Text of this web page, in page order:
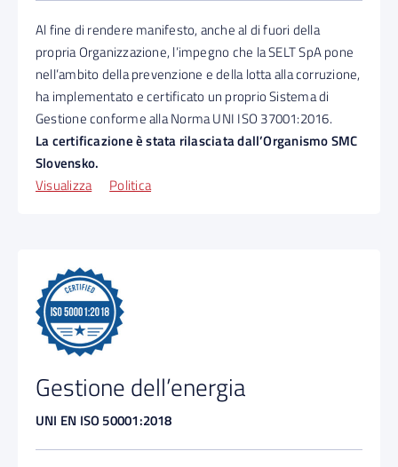
Al fine di rendere manifesto, anche al di fuori della
propria Organizzazione, l’impegno che la SELT SpA pone
nell’ambito della prevenzione e della lotta alla corruzione,
ha implementato e certificato un proprio Sistema di
Gestione conforme alla Norma UNI ISO 37001:2016.
La certificazione è stata rilasciata dall’Organismo SMC
Slovensko.
Visualizza
Politica
Gestione dell’energia
UNI EN ISO 50001:2018